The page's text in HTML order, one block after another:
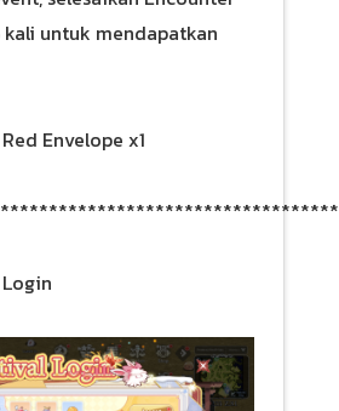
kali untuk mendapatkan
Envelope x1